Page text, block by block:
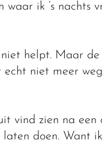
ik ’s nachts
helpt. Maar de
niet meer
vind zien na een
doen. Want